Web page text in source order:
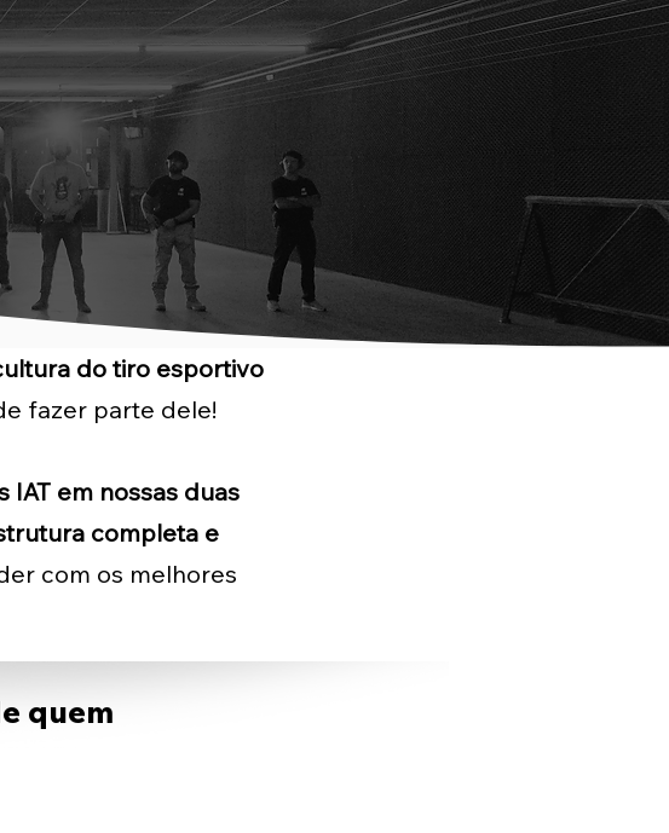
do tiro esportivo
fazer parte dele!
IAT em nossas duas
completa e
com os melhores
quem